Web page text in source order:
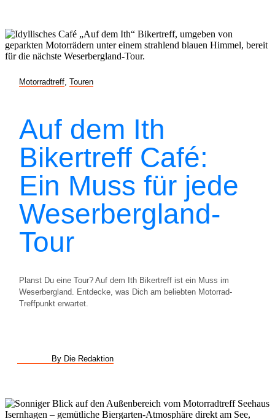
Motorradtreff Touren
Auf dem Ith
Bikertreff Café:
Ein Muss für jede
Weserbergland-
Tour
Planst Du eine Tour? Auf dem Ith Bikertreff ist ein Muss im
Weserbergland. Entdecke, was Dich am beliebten Motorrad-
Treffpunkt erwartet.
By Die Redaktion